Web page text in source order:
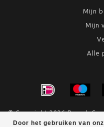
Door het gebruiken van
Mijn
Mijn
Alle
© Copyright 2026 Rumah
- Theme